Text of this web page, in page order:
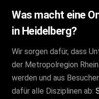
Was macht eine
in Heidelberg?
Wir sorgen dafür, dass
der Metropolregion
werden und aus
dafür alle Disziplinen ab: